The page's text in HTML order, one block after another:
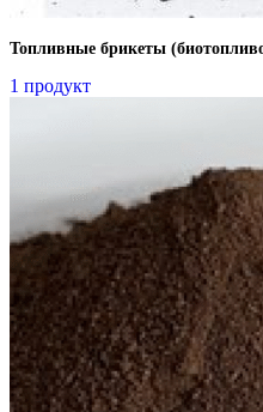
Топливные брикеты
1 продукт